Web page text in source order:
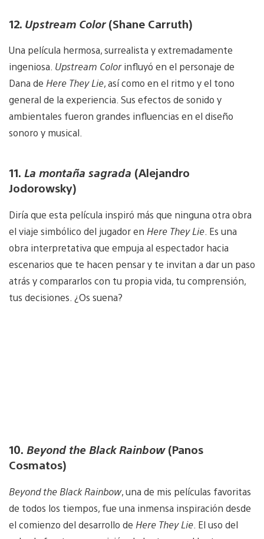
12. Upstream Color(Shane Carruth)
Una película hermosa, surrealista y extremadamente
ingeniosa. Upstream Colorinfluyó en el personaje de
Dana de Here They Lie, así como en el ritmo y el tono
general de la experiencia. Sus efectos de sonido y
ambientales fueron grandes influencias en el diseño
sonoro y musical.
11. La montaña sagrada (Alejandro
Jodorowsky)
Diría que esta película inspiró más que ninguna otra obra
el viaje simbólico del jugador en Here They Lie . Es una
obra interpretativa que empuja al espectador hacia
escenarios que te hacen pensar y te invitan a dar un paso
atrás y compararlos con tu propia vida, tu comprensión,
tus decisiones. ¿Os suena?
10. Beyond the Black Rainbow(Panos
Cosmatos)
Beyond the Black Rainbow, una de mis películas favoritas
de todos los tiempos, fue una inmensa inspiración desde
el comienzo del desarrollo de Here They Lie . El uso del